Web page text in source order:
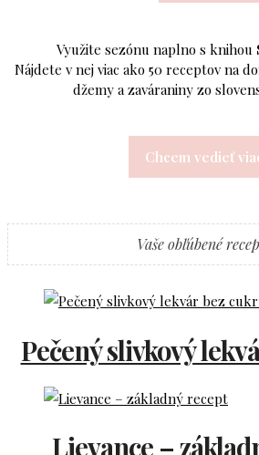
Využite sezónu naplno s knihou
Nájdete v nej viac ako 50 receptov na
džemy a zaváraniny zo
Chcem vedieť
Vaše obľúbené
Pečený slivkový
Lievance –